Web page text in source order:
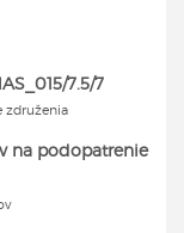
7.5/7
združenia
na podopatrenie